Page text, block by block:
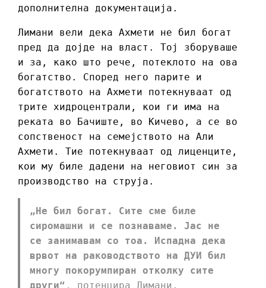
дополнителна документација.
Лимани вели дека Ахмети не бил богат
пред да дојде на власт. Тој зборуваше
и за, како што рече, потеклото на ова
богатство. Според него парите и
богатството на Ахмети потекнуваат од
трите хидроцентрали, кои ги има на
реката во Бачиште, во Кичево, а се во
сопственост на семејството на Али
Ахмети. Тие потекнуваат од лиценците,
кои му биле дадени на неговиот син за
производство на струја.
„Не бил богат. Сите сме биле
сиромашни и се познаваме. Јас не
се занимавам со тоа. Испадна дека
врвот на раководството на ДУИ бил
многу покорумпиран отколку сите
други“ , потенцира Лимани.